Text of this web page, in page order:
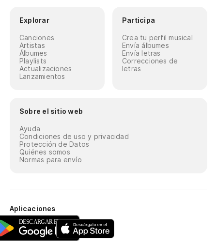
Explorar
Canciones
Artistas
Álbumes
Playlists
Actualizaciones
Lanzamientos
Participa
Crea tu perfil musical
Envía álbumes
Envía letras
Correcciones de
letras
Sobre el sitio web
Ayuda
Condiciones de uso y privacidad
Protección de Datos
Quiénes somos
Normas para envío
Aplicaciones